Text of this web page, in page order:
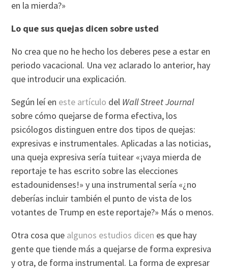
en la mierda?»
Lo que sus quejas dicen sobre usted
No crea que no he hecho los deberes pese a estar en
periodo vacacional. Una vez aclarado lo anterior, hay
que introducir una explicación.
Según leí en este artículo del Wall Street Journal
sobre cómo quejarse de forma efectiva, los
psicólogos distinguen entre dos tipos de quejas:
expresivas e instrumentales. Aplicadas a las noticias,
una queja expresiva sería tuitear «¡vaya mierda de
reportaje te has escrito sobre las elecciones
estadounidenses!» y una instrumental sería «¿no
deberías incluir también el punto de vista de los
votantes de Trump en este reportaje?» Más o menos.
Otra cosa que algunos estudios dicen es que hay
gente que tiende más a quejarse de forma expresiva
y otra, de forma instrumental. La forma de expresar